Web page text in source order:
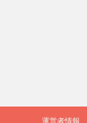
運営者情報